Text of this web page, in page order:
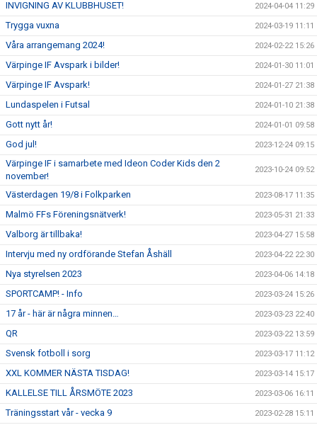
INVIGNING AV KLUBBHUSET! 2024-04-04 11:29
Trygga vuxna 2024-03-19 11:11
Våra arrangemang 2024! 2024-02-22 15:26
Värpinge IF Avspark i bilder! 2024-01-30 11:01
Värpinge IF Avspark! 2024-01-27 21:38
Lundaspelen i Futsal 2024-01-10 21:38
Gott nytt år! 2024-01-01 09:58
God jul! 2023-12-24 09:15
Värpinge IF i samarbete med Ideon Coder Kids den 2
november!
2023-10-24 09:52
Västerdagen 19/8 i Folkparken 2023-08-17 11:35
Malmö FFs Föreningsnätverk! 2023-05-31 21:33
Valborg är tillbaka! 2023-04-27 15:58
Intervju med ny ordförande Stefan Åshäll 2023-04-22 22:30
Nya styrelsen 2023 2023-04-06 14:18
SPORTCAMP! - Info 2023-03-24 15:26
17 år - här är några minnen… 2023-03-23 22:40
QR 2023-03-22 13:59
Svensk fotboll i sorg 2023-03-17 11:12
XXL KOMMER NÄSTA TISDAG! 2023-03-14 15:17
KALLELSE TILL ÅRSMÖTE 2023 2023-03-06 16:11
Träningsstart vår - vecka 9 2023-02-28 15:11